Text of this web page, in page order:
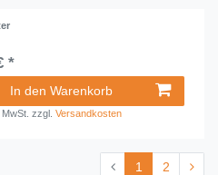
*
In den Warenkorb
zzgl.Versandkosten
1 2